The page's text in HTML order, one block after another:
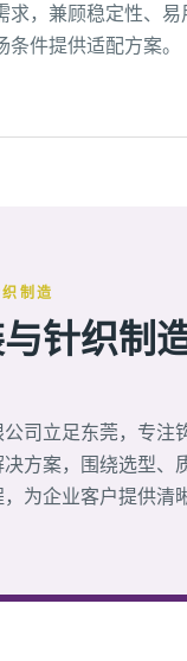
求，兼顾稳定性、
件提供适配方案。
制造
针织制
司立足东莞，专注
方案，围绕选型、
为企业客户提供清